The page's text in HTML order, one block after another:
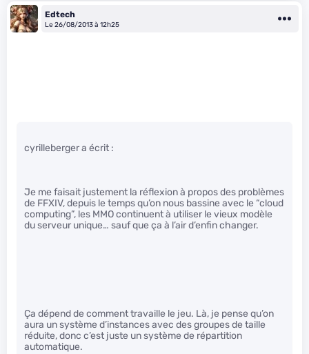
Edtech
Le 26/08/2013 à 12h25
cyrilleberger a écrit :
Je me faisait justement la réflexion à propos des problèmes
de FFXIV, depuis le temps qu’on nous bassine avec le “cloud
computing”, les MMO continuent à utiliser le vieux modèle
du serveur unique… sauf que ça à l’air d’enfin changer.
Ça dépend de comment travaille le jeu. Là, je pense qu’on
aura un système d’instances avec des groupes de taille
réduite, donc c’est juste un système de répartition
automatique.